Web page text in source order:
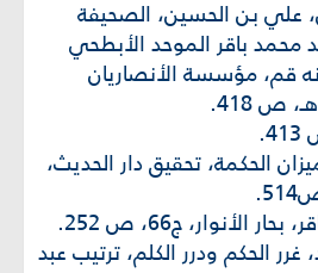
علي بن الحسين، الصحيفة
محمد باقر الموحد الأبطحي
ط1، نمونه قم، مؤسسة الأنصاريان
الحكمة، تحقيق دار الحديث،
غرر الحكم ودرر الكلم، ترتيب عبد